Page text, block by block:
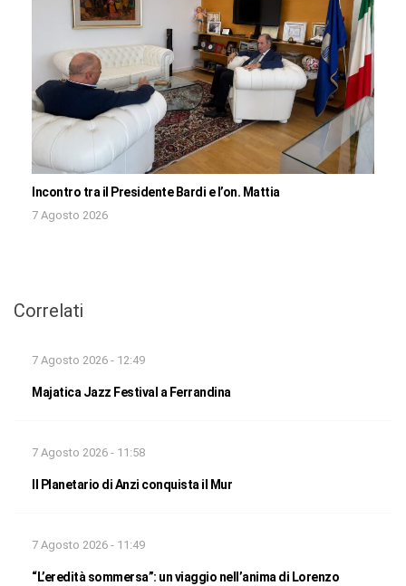
Incontro tra il Presidente Bardi e l’on. Mattia
7 Agosto 2026
Correlati
7 Agosto 2026 - 12:49
Majatica Jazz Festival a Ferrandina
7 Agosto 2026 - 11:58
Il Planetario di Anzi conquista il Mur
7 Agosto 2026 - 11:49
“L’eredità sommersa”: un viaggio nell’anima di Lorenzo